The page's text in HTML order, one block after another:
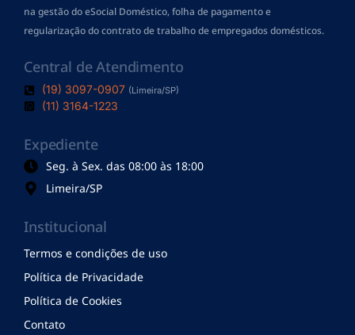
na gestão do eSocial Doméstico, folha de pagamentoe
regularização do contrato de trabalho de empregados domésticos.
Central de Atendimento
(19) 3097-0907 (Limeira/SP)
(11) 3164-1223
Expediente
Seg. à Sex. das 08:00 às 18:00
Limeira/SP
Institucional
Termos e condições de uso
Política de Privacidade
Política de Cookies
Contato